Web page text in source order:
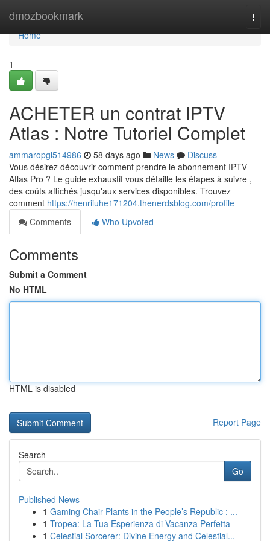
dmozbookmark
Home
Home
1
ACHETER un contrat IPTV
Atlas : Notre Tutoriel Complet
ammaropgi514986 58 days ago News
Discuss
Vous désirez découvrir comment prendre le abonnement IPTV
Atlas Pro ? Le guide exhaustif vous détaille les étapes à suivre ,
des coûts affichés jusqu'aux services disponibles. Trouvez
comment https://henriiuhe171204.thenerdsblog.com/profile
Comments
Who Upvoted
Comments
Submit a Comment
No HTML
HTML is disabled
Report Page
Search
Go
Published News
1 Gaming Chair Plants in the People’s Republic : ...
1 Tropea: La Tua Esperienza di Vacanza Perfetta
1 Celestial Sorcerer: Divine Energy and Celestial...